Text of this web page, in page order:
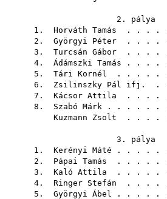
2.
1. Horváth Tamás . . . .
2. Györgyi Péter . . . .
3. Turcsán Gábor . . . .
4. Ádámszki Tamás . . . .
5. Tári Kornél . . . . .
6. Zsilinszky Pál ifj. .
7. Kácsor Attila . . . .
8. Szabó Márk . . . . . .
Kuzmann Zsolt . . . .
3.
1. Kerényi Máté . . . . .
2. Pápai Tamás . . . . .
3. Kaló Attila . . . . .
4. Ringer Stefán . . . .
5. Györgyi Ábel . . . . .